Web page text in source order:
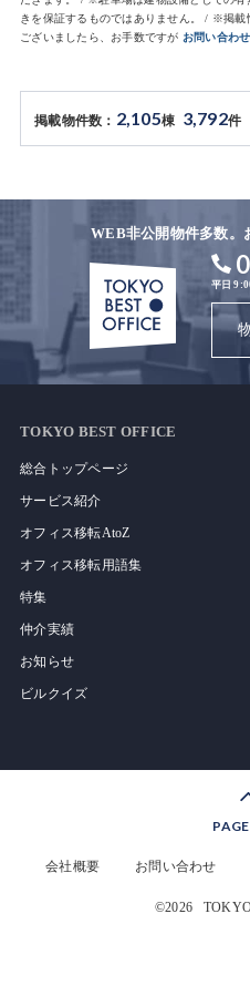
きを保証するものではありません。 / ※掲
ございましたら、お手数ですが お問い合わ
掲載物件数： 2,105棟 3,792件
WEB非公開物件多数。
平日
TOKYO BEST OFFICE
総合トップページ
サービス紹介
オフィス移転AtoZ
オフィス移転用語集
特集
仲介実績
お知らせ
ビルクイズ
会社概要 お問い合わせ
©2026